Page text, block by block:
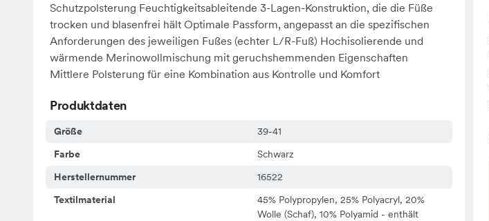
Schutzpolsterung Feuchtigkeitsableitende 3-Lagen-Konstruktion, die die Füße
trocken und blasenfrei hält Optimale Passform, angepasst an die spezifischen
Anforderungen des jeweiligen Fußes (echter L/R-Fuß) Hochisolierende und
wärmende Merinowollmischung mit geruchshemmenden Eigenschaften
Mittlere Polsterung für eine Kombination aus Kontrolle und Komfort
Produktdaten
Größe
39-41
Farbe
Schwarz
Herstellernummer
16522
Textilmaterial
45% Polypropylen, 25% Polyacryl, 20%
Wolle (Schaf), 10% Polyamid - enthält